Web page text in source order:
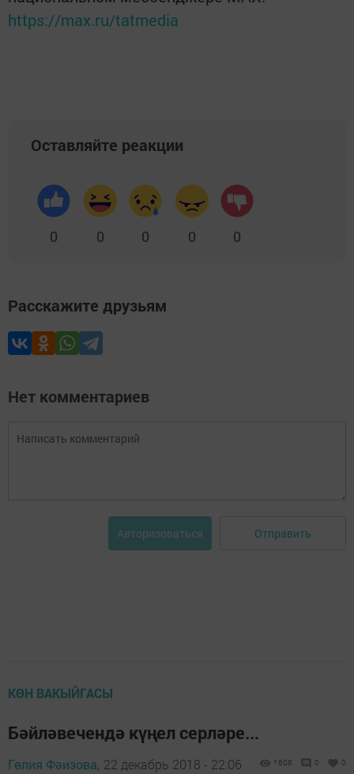
https://max.ru/tatmedia
Оставляйте реакции
0 0 0 0 0
Расскажите друзьям
Нет комментариев
Авторизоваться Отправить
КӨН ВАКЫЙГАСЫ
Бәйләвечендә күңел серләре...
Гөлия Фәизова, 22 декабрь 2018 - 22:06 1608 0 0